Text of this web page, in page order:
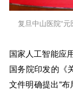
复旦中山医院“
国家人工智能应
国务院印发的《
文件明确提出“